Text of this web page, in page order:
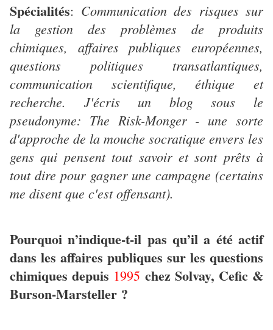
Spécialités: Communication des risques sur
la gestion des problèmes de produits
chimiques, affaires publiques européennes,
questions politiques transatlantiques,
communication scientifique, éthique et
recherche. J'écris un blog sous le
pseudonyme: The Risk-Monger - une sorte
d'approche de la mouche socratique envers les
gens qui pensent tout savoir et sont prêts à
tout dire pour gagner une campagne (certains
me disent que c'est offensant).
Pourquoi n’indique-t-il pas qu’il a été actif
dans les affaires publiques sur les questions
chimiques depuis 1995 chez Solvay, Cefic &
Burson-Marsteller ?